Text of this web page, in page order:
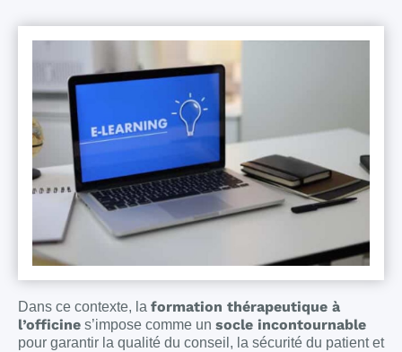
Dans ce contexte, la formation thérapeutique à
l’officine s’impose comme un socle incontournable
pour garantir la qualité du conseil, la sécurité du patient et